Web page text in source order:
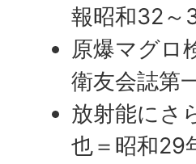
報昭和32～
原爆マグロ
衛友会誌第
放射能にさ
也＝昭和29